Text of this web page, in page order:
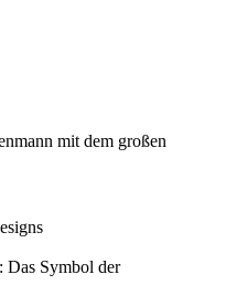
mit dem großen
Das Symbol der